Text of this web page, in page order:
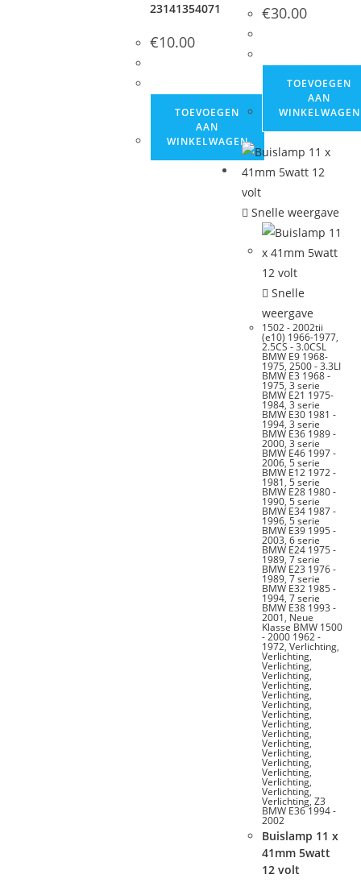
23141354071
€10.00
TOEVOEGEN
AAN
WINKELWAGEN
€30.00
TOEVOEGEN
AAN
WINKELWAGEN
Snelle weergave
Snelle
weergave
1502 - 2002tii
(e10) 1966-1977,
2.5CS - 3.0CSL
BMW E9 1968-
1975, 2500 - 3.3LI
BMW E3 1968 -
1975, 3 serie
BMW E21 1975-
1984, 3 serie
BMW E30 1981 -
1994, 3 serie
BMW E36 1989 -
2000, 3 serie
BMW E46 1997 -
2006, 5 serie
BMW E12 1972 -
1981, 5 serie
BMW E28 1980 -
1990, 5 serie
BMW E34 1987 -
1996, 5 serie
BMW E39 1995 -
2003, 6 serie
BMW E24 1975 -
1989, 7 serie
BMW E23 1976 -
1989, 7 serie
BMW E32 1985 -
1994, 7 serie
BMW E38 1993 -
2001, Neue
Klasse BMW 1500
- 2000 1962 -
1972, Verlichting,
Verlichting,
Verlichting,
Verlichting,
Verlichting,
Verlichting,
Verlichting,
Verlichting,
Verlichting,
Verlichting,
Verlichting,
Verlichting,
Verlichting,
Verlichting,
Verlichting,
Verlichting,
Verlichting, Z3
BMW E36 1994 -
2002
Buislamp 11 x
41mm 5watt
12 volt